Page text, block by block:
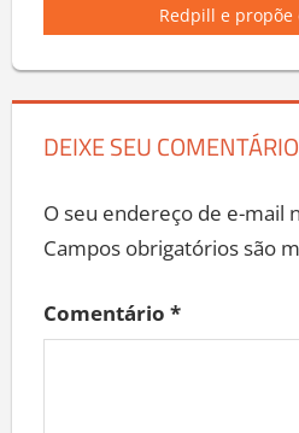
Redpill e propõe
DEIXE SEU COMENTÁRIO
O seu endereço de e-mail
Campos obrigatórios são
Comentário *